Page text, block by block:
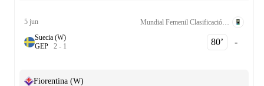
5 jun
Suecia (W)
GEP 2 - 1 80‎’‎ -
Fiorentina (W)